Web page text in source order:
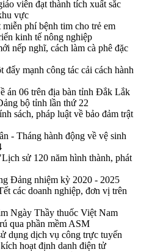
viên đạt thành tích xuất sắc
vực
phí bệnh tim cho trẻ em
kinh tế nông nghiệp
nếp nghĩ, cách làm cà phê đặc
mạnh công tác cải cách hành
án 06 trên địa bàn tỉnh Đắk Lắk
bộ tỉnh lần thứ 22
sách, pháp luật về bảo đảm trật
- Tháng hành động về vệ sinh
sử 120 năm hình thành, phát
Đảng nhiệm kỳ 2020 - 2025
các doanh nghiệp, đơn vị trên
Ngày Thầy thuốc Việt Nam
qua phần mềm ASM
dụng dịch vụ công trực tuyến
hoạt định danh điện tử